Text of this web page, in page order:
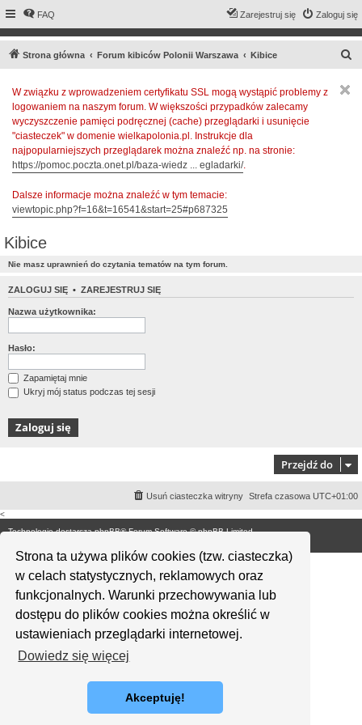
Strona ta używa plików cookies (tzw. ciasteczka)
w celach statystycznych, reklamowych oraz
funkcjonalnych. Warunki przechowywania lub
dostępu do plików cookies można określić w
ustawieniach przeglądarki internetowej.
Dowiedz się więcej
Akceptuję!
FAQ Zaloguj się
Zarejestruj się
Strona główna Forum kibiców Polonii Warszawa Kibice
W związku z wprowadzeniem certyfikatu SSL mogą wystąpić problemy z
logowaniem na naszym forum. W większości przypadków zalecamy
wyczyszczenie pamięci podręcznej (cache) przeglądarki i usunięcie
"ciasteczek" w domenie wielkapolonia.pl. Instrukcje dla
najpopularniejszych przeglądarek można znaleźć np. na stronie:
https://pomoc.poczta.onet.pl/baza-wiedz ... egladarki/.
Dalsze informacje można znaleźć w tym temacie:
viewtopic.php?f=16&t=16541&start=25#p687325
Kibice
Nie masz uprawnień do czytania tematów na tym forum.
ZALOGUJ SIĘ • ZAREJESTRUJ SIĘ
Nazwa użytkownika:
Hasło:
Zapamiętaj mnie
Ukryj mój status podczas tej sesji
Przejdź do
Strefa czasowa UTC+01:00
Usuń ciasteczka witryny
<
Technologię dostarczaphpBB® Forum Software © phpBB Limited